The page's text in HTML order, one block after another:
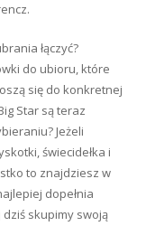
łączyć?
do ubioru, które
się do konkretnej
Star są teraz
Jeżeli
świecidełka i
to znajdziesz w
dopełnia
skupimy swoją